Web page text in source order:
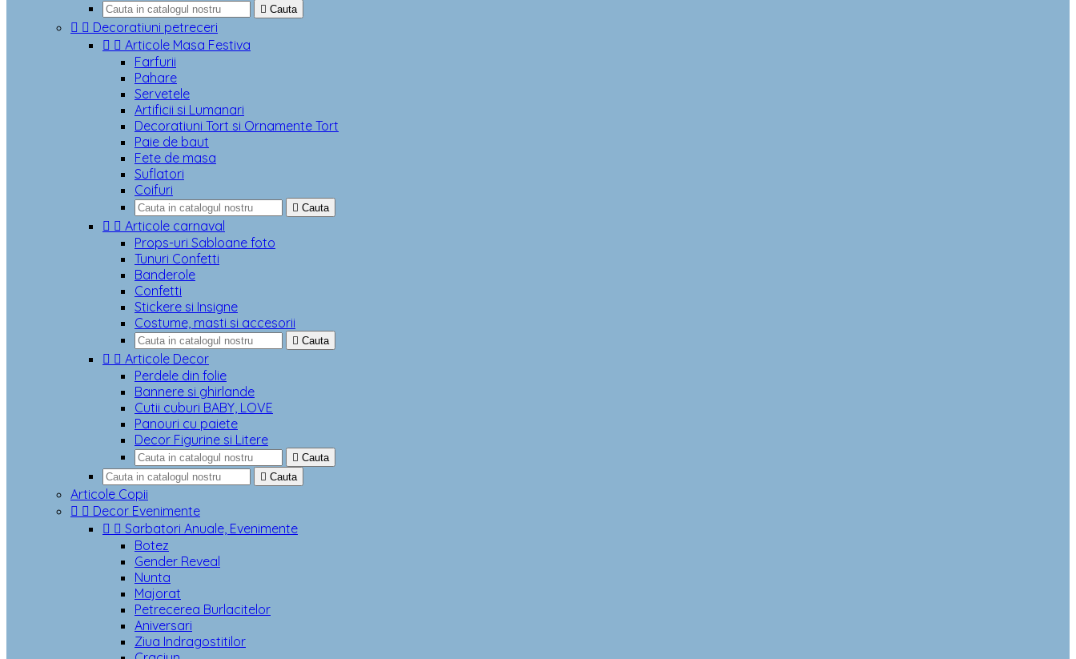
 Cauta
  Decoratiuni petreceri
  Articole Masa Festiva
Farfurii
Pahare
Servetele
Artificii si Lumanari
Decoratiuni Tort si Ornamente Tort
Paie de baut
Fete de masa
Suflatori
Coifuri
 Cauta
  Articole carnaval
Props-uri Sabloane foto
Tunuri Confetti
Banderole
Confetti
Stickere si Insigne
Costume, masti si accesorii
 Cauta
  Articole Decor
Perdele din folie
Bannere si ghirlande
Cutii cuburi BABY, LOVE
Panouri cu paiete
Decor Figurine si Litere
 Cauta
 Cauta
Articole Copii
  Decor Evenimente
  Sarbatori Anuale, Evenimente
Botez
Gender Reveal
Nunta
Majorat
Petrecerea Burlacitelor
Aniversari
Ziua Indragostitilor